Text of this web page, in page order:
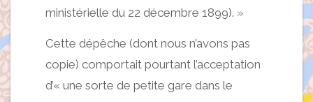
ministérielle du 22 décembre 1899). »
Cette dépêche (dont nous n’avons pas
copie) comportait pourtant l’acceptation
d’« une sorte de petite gare dans le